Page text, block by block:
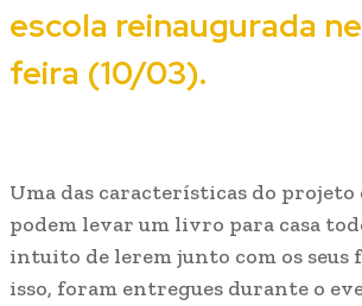
escola reinaugurada
feira (10/03).
Uma das características do projeto
podem levar um livro para casa
intuito de lerem junto com os seus
isso, foram entregues durante o